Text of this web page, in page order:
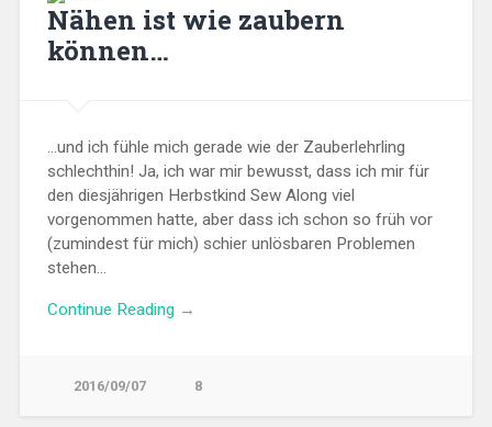
Nähen ist wie zaubern
können…
…und ich fühle mich gerade wie der Zauberlehrling
schlechthin! Ja, ich war mir bewusst, dass ich mir für
den diesjährigen Herbstkind Sew Along viel
vorgenommen hatte, aber dass ich schon so früh vor
(zumindest für mich) schier unlösbaren Problemen
stehen…
Continue Reading →
2016/09/07 8